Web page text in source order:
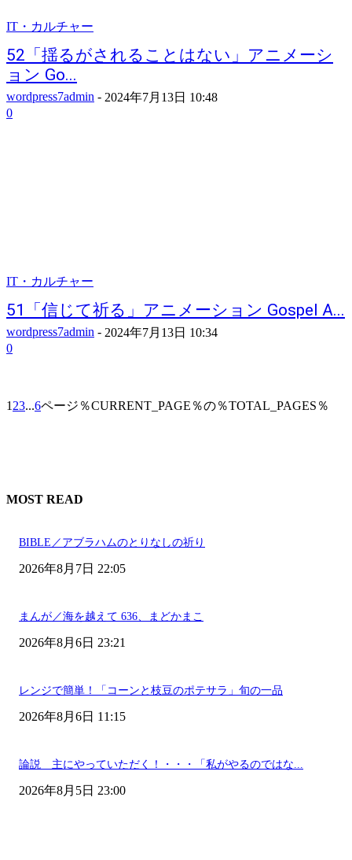
IT・カルチャー
52「揺るがされることはない」アニメーシ
ョン Go...
wordpress7admin - 2024年7月13日 10:48
0
IT・カルチャー
51「信じて祈る」アニメーション Gospel A...
wordpress7admin - 2024年7月13日 10:34
0
1 23...6ページ％CURRENT_PAGE％の％TOTAL_PAGES％
MOST READ
BIBLE／アブラハムのとりなしの祈り
2026年8月7日 22:05
まんが／海を越えて 636、まどかまこ
2026年8月6日 23:21
レンジで簡単！「コーンと枝豆のポテサラ」旬の一品
2026年8月6日 11:15
論説 主にやっていただく！・・・「私がやるのではな...
2026年8月5日 23:00